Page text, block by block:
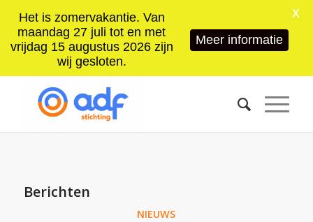
Berichten
NIEUWS
Het is zomervakantie. Van
maandag 27 juli tot en met
vrijdag 15 augustus 2026 zijn
wij gesloten.
Meer informatie
X